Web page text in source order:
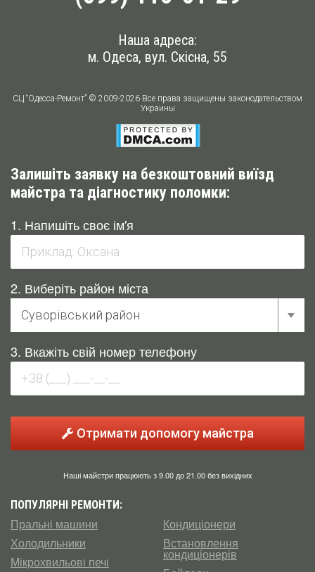
Наша адреса:
м. Одеса, вул. Скісна, 55
СЦ “Одесса-Ремонт” © 2009-2026 Все права защищены законодательством
Украины
Залишіть заявку на безкоштовний виїзд
майстра та діагностику поломки:
1. Напишіть своє ім'я
2. Виберіть район міста
3. Вкажіть свій номер телефону
Отримати допомогу майстра
Наші майстри працюють з 9.00 до 21.00 без вихідних
ПОПУЛЯРНІ РЕМОНТИ:
Пральні машини
Холодильники
Мікрохвильові печі
Кондиціонери
Встановлення
кондиціонерів